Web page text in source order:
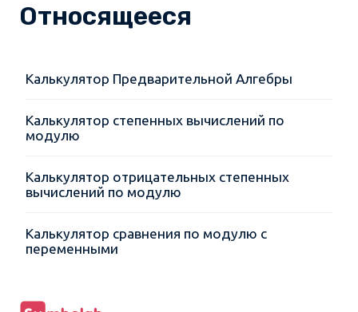
Относящееся
Калькулятор Предварительной Алгебры
Калькулятор степенных вычислений по
модулю
Калькулятор отрицательных степенных
вычислений по модулю
Калькулятор сравнения по модулю с
переменными